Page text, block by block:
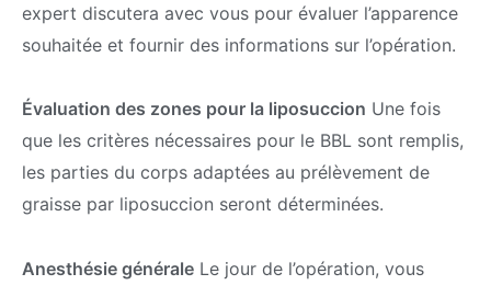
expert discutera avec vous pour évaluer l’apparence
souhaitée et fournir des informations sur l’opération.
Évaluation des zones pour la liposuccion Une fois
que les critères nécessaires pour le BBL sont remplis,
les parties du corps adaptées au prélèvement de
graisse par liposuccion seront déterminées.
Anesthésie générale Le jour de l’opération, vous